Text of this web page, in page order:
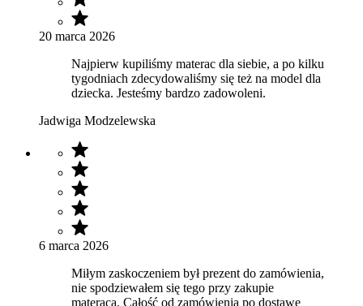
20 marca 2026
Najpierw kupiliśmy materac dla siebie, a po kilku
tygodniach zdecydowaliśmy się też na model dla
dziecka. Jesteśmy bardzo zadowoleni.
Jadwiga Modzelewska
6 marca 2026
Miłym zaskoczeniem był prezent do zamówienia,
nie spodziewałem się tego przy zakupie
materaca. Całość od zamówienia po dostawę